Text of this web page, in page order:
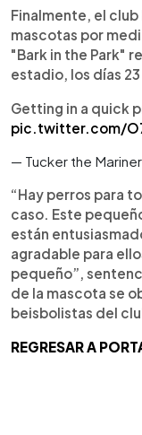
Finalmente, el
mascotas por
"Bark in the Park"
estadio, los días
Getting in a quick
pic.twitter.com/
— Tucker the
“Hay perros para
caso. Este
están
agradable para
pequeño”,
de la mascota se
beisbolistas del
REGRESAR A